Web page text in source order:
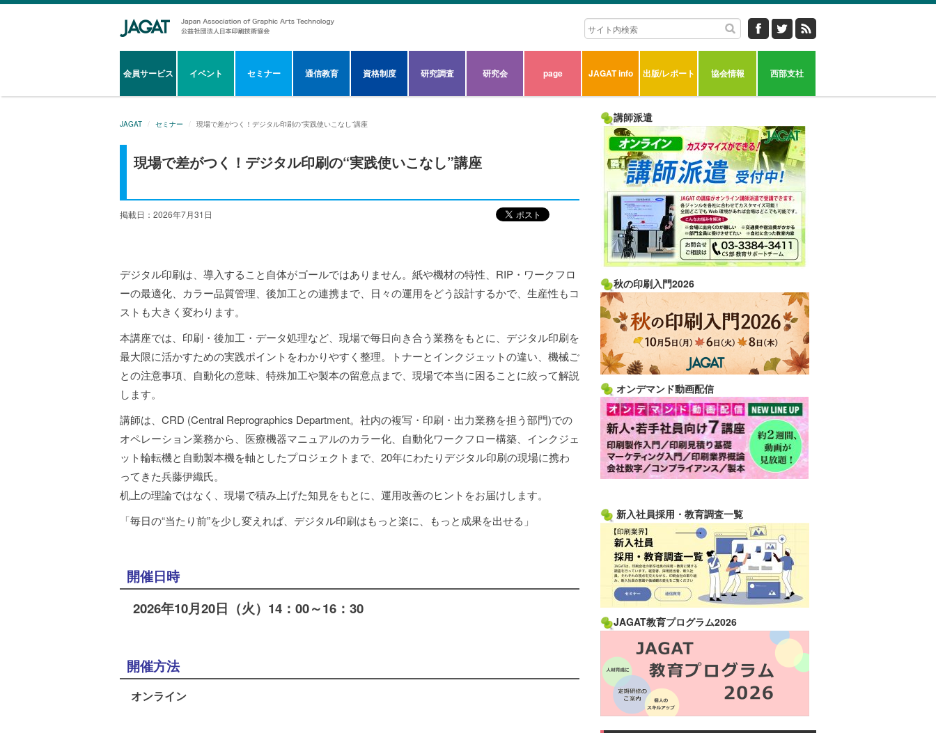
会員サービス イベント セミナー 通信教育 資格制度 研究調査 研究会 page JAGAT info 出版/レポート 協会情報 西部支社
JAGAT セミナー 現場で差がつく！デジタル印刷の“実践使いこなし”講座
現場で差がつく！デジタル印刷の“実践使いこなし”講座
掲載日：2026年7月31日
デジタル印刷は、導入すること自体がゴールではありません。紙や機材の特性、RIP・ワークフロ
ーの最適化、カラー品質管理、後加工との連携まで、日々の運用をどう設計するかで、生産性もコ
ストも大きく変わります。
本講座では、印刷・後加工・データ処理など、現場で毎日向き合う業務をもとに、デジタル印刷を
最大限に活かすための実践ポイントをわかりやすく整理。トナーとインクジェットの違い、機械ご
との注意事項、自動化の意味、特殊加工や製本の留意点まで、現場で本当に困ることに絞って解説
します。
講師は、CRD (Central Reprographics Department。社内の複写・印刷・出力業務を担う部門)での
オペレーション業務から、医療機器マニュアルのカラー化、自動化ワークフロー構築、インクジェ
ット輪転機と自動製本機を軸としたプロジェクトまで、20年にわたりデジタル印刷の現場に携わ
ってきた兵藤伊織氏。
机上の理論ではなく、現場で積み上げた知見をもとに、運用改善のヒントをお届けします。
「毎日の“当たり前”を少し変えれば、デジタル印刷はもっと楽に、もっと成果を出せる」
開催日時
2026年10月20日（火）14：00～16：30
開催方法
オンライン
講師派遣
秋の印刷入門2026
オンデマンド動画配信
新入社員採用・教育調査一覧
JAGAT教育プログラム2026